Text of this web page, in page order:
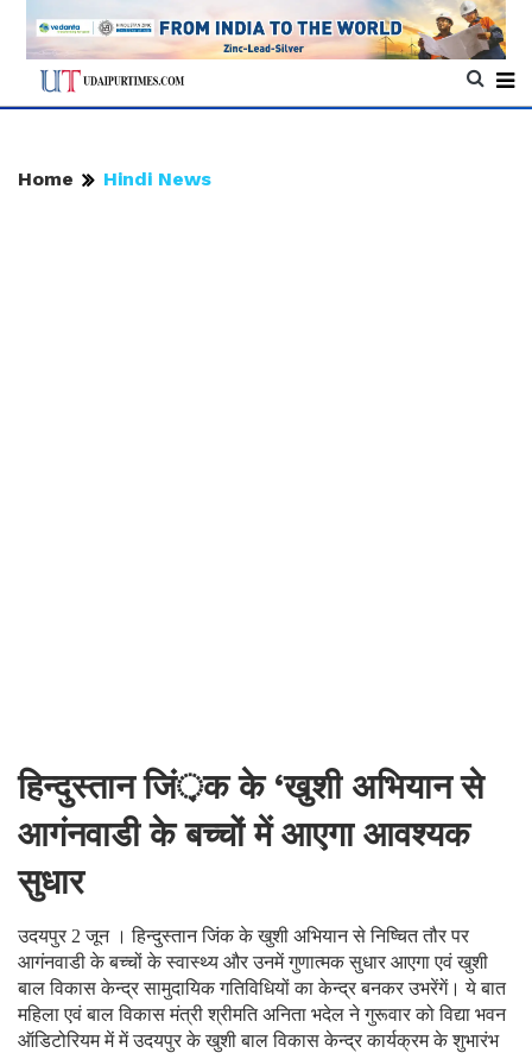
Home Hindi News
हिन्दुस्तान जिं़क के ‘खुशी अभियान से
आगंनवाडी के बच्चों में आएगा आवश्यक
सुधार
उदयपुर 2 जून । हिन्दुस्तान जिंक के खुशी अभियान से निष्चित तौर पर
आगंनवाडी के बच्चों के स्वास्थ्य और उनमें गुणात्मक सुधार आएगा एवं खुशी
बाल विकास केन्द्र सामुदायिक गतिविधियों का केन्द्र बनकर उभरेंगें। ये बात
महिला एवं बाल विकास मंत्री श्रीमति अनिता भदेल ने गुरूवार को विद्या भवन
ऑडिटोरियम में में उदयपुर के खुशी बाल विकास केन्द्र कार्यक्रम के शुभारंभ